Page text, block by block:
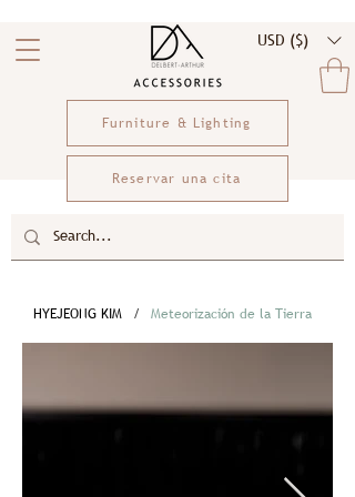
USD ($)
Furniture & Lighting
Reservar una cita
HYEJEONG KIM / Meteorización de la Tierra